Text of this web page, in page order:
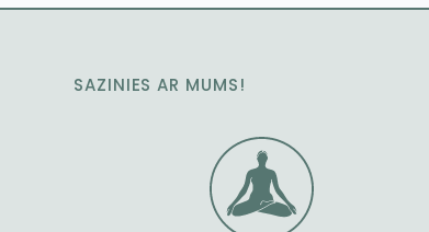
SAZINIES AR MUMS!